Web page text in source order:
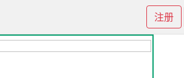
注册